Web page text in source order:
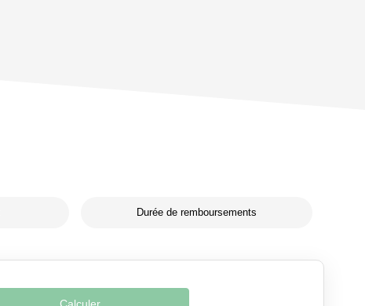
Durée de remboursements